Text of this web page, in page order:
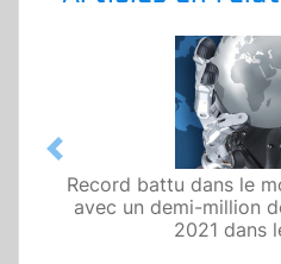
Record battu dans le
avec un demi-million
2021 dans
Previous